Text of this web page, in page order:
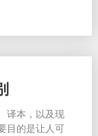
译本，以及现
目的是让人可